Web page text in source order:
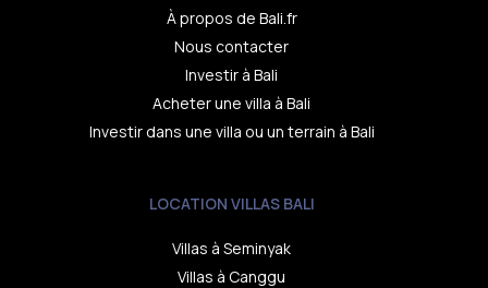
À propos de Bali.fr
Nous contacter
Investir à Bali
Acheter une villa à Bali
Investir dans une villa ou un terrain à Bali
LOCATION VILLAS BALI
Villas à Seminyak
Villas à Canggu